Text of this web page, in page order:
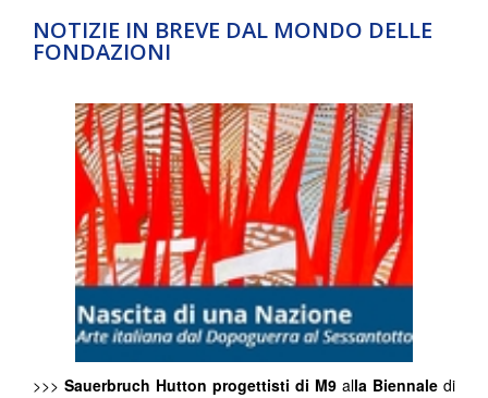
NOTIZIE IN BREVE DAL MONDO DELLE
FONDAZIONI
>>> Sauerbruch Hutton progettisti di M9 alla Biennale di